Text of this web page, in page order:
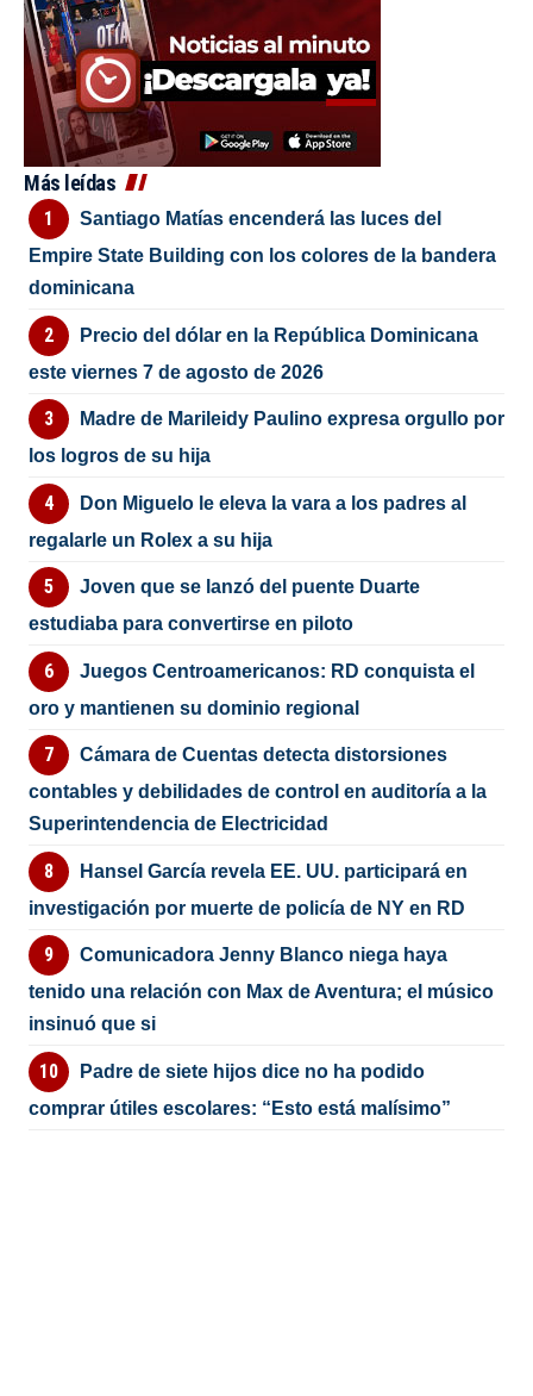
Más leídas
Santiago Matías encenderá las luces del
Empire State Building con los colores de la bandera
dominicana
Precio del dólar en la República Dominicana
este viernes 7 de agosto de 2026
Madre de Marileidy Paulino expresa orgullo por
los logros de su hija
Don Miguelo le eleva la vara a los padres al
regalarle un Rolex a su hija
Joven que se lanzó del puente Duarte
estudiaba para convertirse en piloto
Juegos Centroamericanos: RD conquista el
oro y mantienen su dominio regional
Cámara de Cuentas detecta distorsiones
contables y debilidades de control en auditoría a la
Superintendencia de Electricidad
Hansel García revela EE. UU. participará en
investigación por muerte de policía de NY en RD
Comunicadora Jenny Blanco niega haya
tenido una relación con Max de Aventura; el músico
insinuó que si
Padre de siete hijos dice no ha podido
comprar útiles escolares: “Esto está malísimo”